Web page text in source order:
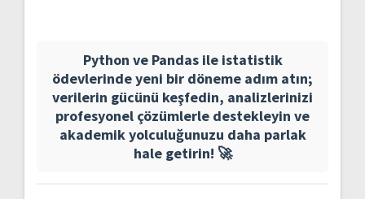
Python ve Pandas ile istatistik
ödevlerinde yeni bir döneme adım atın;
verilerin gücünü keşfedin, analizlerinizi
profesyonel çözümlerle destekleyin ve
akademik yolculuğunuzu daha parlak
hale getirin! 🚀